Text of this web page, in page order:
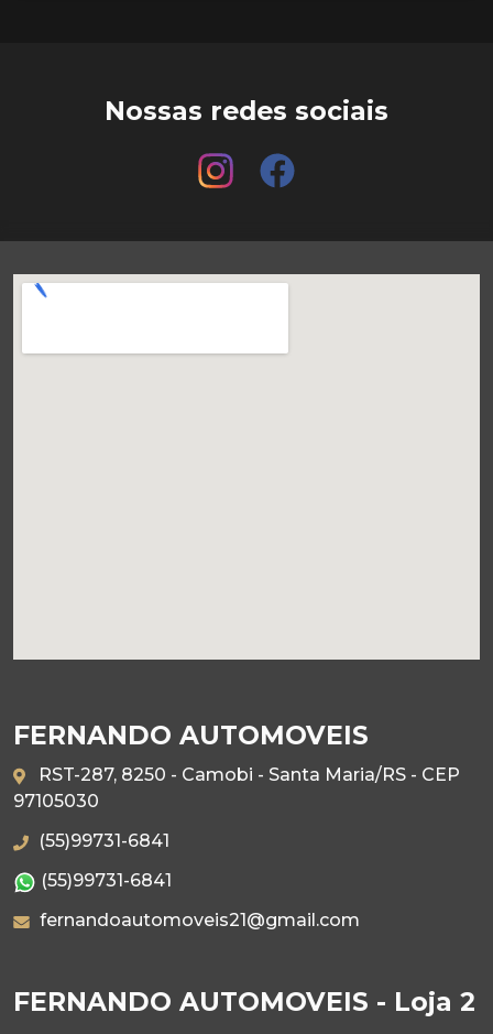
Nossas redes sociais
FERNANDO AUTOMOVEIS
RST-287, 8250 - Camobi - Santa Maria/RS - CEP
97105030
(55)99731-6841
(55)99731-6841
fernandoautomoveis21@gmail.com
FERNANDO AUTOMOVEIS - Loja 2